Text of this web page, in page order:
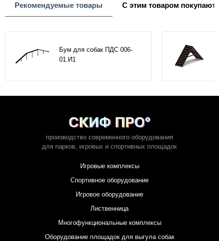
Рекомендуемые товары С этим товаром покупают
Бум для собак ПДС 006-
01.И1
производство современного оборудования
для парков, игровых и спортивных площадок
Игровые комплексы
Спортивное оборудование
Игровое оборудование
Лиственница
Многофункциональные комплексы
Оборудование площадок для выгула собак